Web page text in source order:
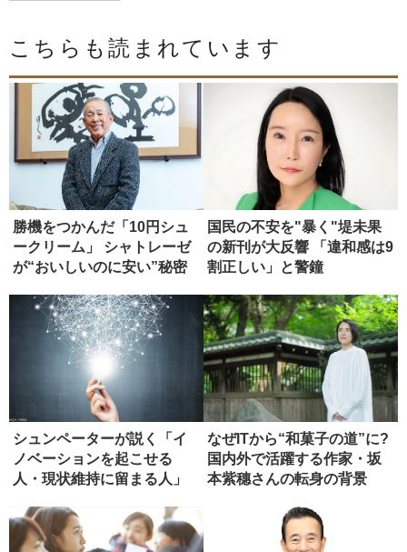
こちらも読まれています
勝機をつかんだ「10円シュ
ークリーム」 シャトレーゼ
が“おいしいのに安い”秘密
国民の不安を"暴く"堤未果
の新刊が大反響 「違和感は9
割正しい」と警鐘
シュンペーターが説く「イ
ノベーションを起こせる
人・現状維持に留まる人」
なぜITから“和菓子の道”に?
国内外で活躍する作家・坂
本紫穗さんの転身の背景